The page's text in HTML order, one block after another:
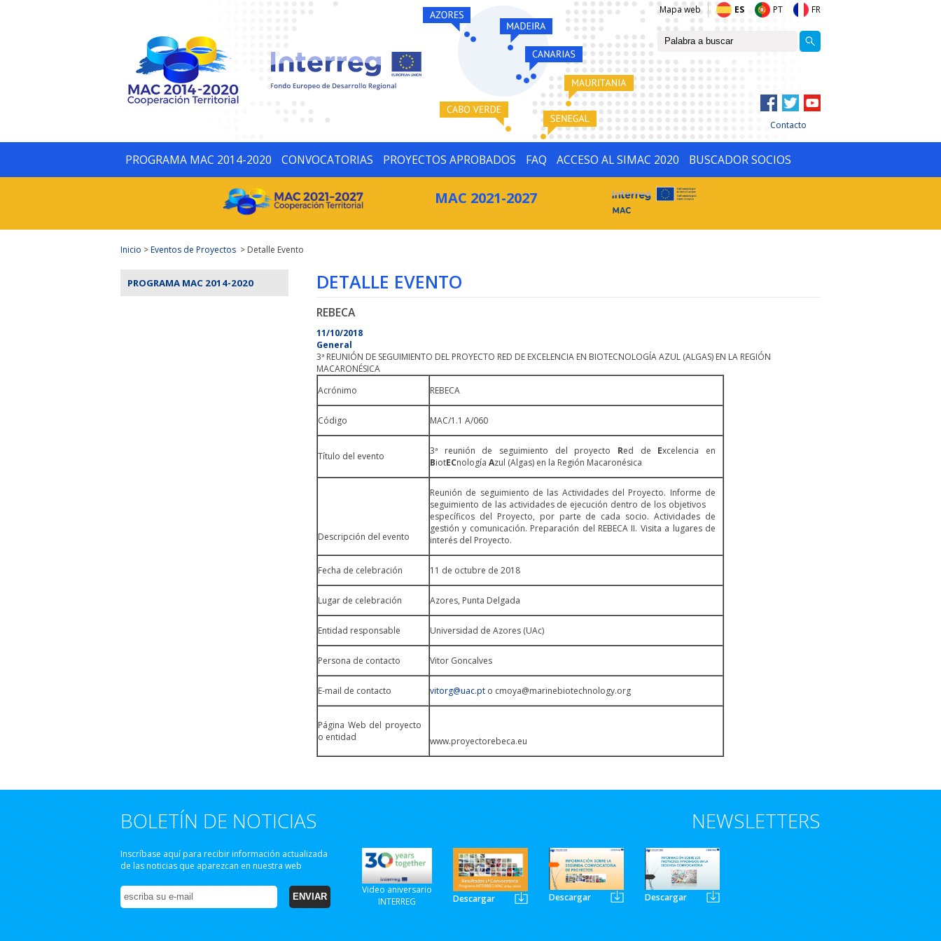
Mapa web ES PT FR
Contacto
PROGRAMA MAC 2014-2020 CONVOCATORIAS PROYECTOS APROBADOS FAQ ACCESO AL SIMAC 2020 BUSCADOR SOCIOS
MAC 2021-2027
Inicio >Eventos de Proyectos > Detalle Evento
PROGRAMA MAC 2014-2020 DETALLE EVENTO
REBECA
11/10/2018
General
3ª REUNIÓN DE SEGUIMIENTO DEL PROYECTO RED DE EXCELENCIA EN BIOTECNOLOGÍA AZUL (ALGAS) EN LA REGIÓN
MACARONÉSICA
Acrónimo
REBECA
Código MAC/1.1 A/060
Título del evento 3ª reunión de seguimiento del proyecto Red de Excelencia en
BiotECnología Azul (Algas) en la Región Macaronésica
Descripción del evento
Reunión de seguimiento de las Actividades del Proyecto. Informe de
seguimiento de las actividades de ejecución dentro de los objetivos
específicos del Proyecto, por parte de cada socio. Actividades de
gestión y comunicación. Preparación del REBECA II. Visita a lugares de
interés del Proyecto.
Fecha de celebración 11 de octubre de 2018
Lugar de celebración Azores, Punta Delgada
Entidad responsable Universidad de Azores (UAc)
Persona de contacto Vitor Goncalves
E-mail de contacto vitorg@uac.pt o cmoya@marinebiotechnology.org
Página Web del proyecto
o entidad
www.proyectorebeca.eu
BOLETÍN DE NOTICIAS
Inscríbase aquí para recibir información actualizada
de las noticias que aparezcan en nuestra web
NEWSLETTERS
Video aniversario
INTERREG
Descargar Descargar Descargar